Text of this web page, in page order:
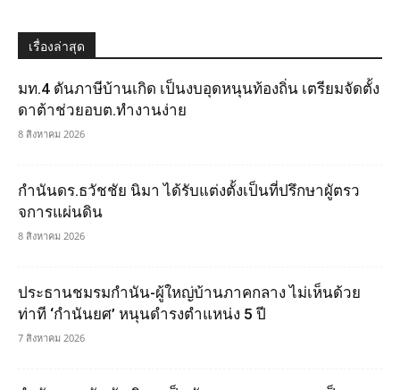
เรื่องล่าสุด
มท.4 ดันภาษีบ้านเกิด เป็นงบอุดหนุนท้องถิ่น เตรียมจัดตั้ง
ดาต้าช่วยอบต.ทำงานง่าย
8 สิงหาคม 2026
กำนันดร.ธวัชชัย นิมา ได้รับแต่งตั้งเป็นที่ปรึกษาผูัตรว
จการแผ่นดิน
8 สิงหาคม 2026
ประธานชมรมกำนัน-ผู้ใหญ่บ้านภาคกลาง ไม่เห็นด้วย
ท่าที ‘กำนันยศ’ หนุนดำรงตำแหน่ง 5 ปี
7 สิงหาคม 2026